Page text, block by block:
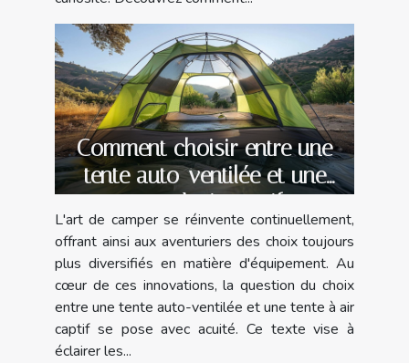
Comment choisir entre une
tente auto-ventilée et une
tente à air captif
L'art de camper se réinvente continuellement,
offrant ainsi aux aventuriers des choix toujours
plus diversifiés en matière d'équipement. Au
cœur de ces innovations, la question du choix
entre une tente auto-ventilée et une tente à air
captif se pose avec acuité. Ce texte vise à
éclairer les...